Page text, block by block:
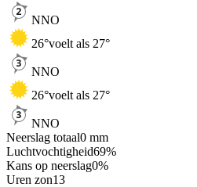
NNO
26°voelt als 27°
NNO
26°voelt als 27°
NNO
Neerslag totaal0 mm
Luchtvochtigheid69%
Kans op neerslag0%
Uren zon13